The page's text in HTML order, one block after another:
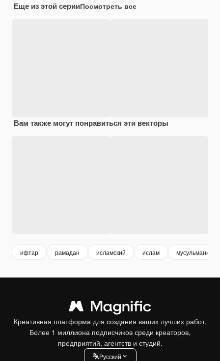
Еще из этой серииПосмотреть все
Вам также могут понравиться эти векторы
ифтар рамадан исламский ислам мусульманка
Креативная платформа для создания ваших лучших работ.
Более 1 миллиона подписчиков среди креаторов,
предприятий, агентств и студий.
Pусский